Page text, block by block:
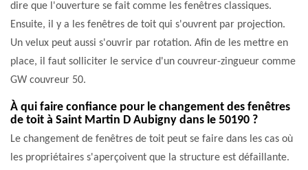
dire que l'ouverture se fait comme les fenêtres classiques.
Ensuite, il y a les fenêtres de toit qui s'ouvrent par projection.
Un velux peut aussi s'ouvrir par rotation. Afin de les mettre en
place, il faut solliciter le service d'un couvreur-zingueur comme
GW couvreur 50.
À qui faire confiance pour le changement des fenêtres
de toit à Saint Martin D Aubigny dans le 50190 ?
Le changement de fenêtres de toit peut se faire dans les cas où
les propriétaires s'aperçoivent que la structure est défaillante.